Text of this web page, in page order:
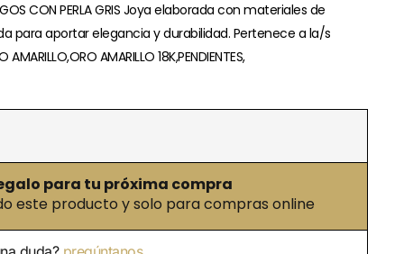
CON PERLA GRIS Joya elaborada con materiales de
para aportar elegancia y durabilidad. Pertenece a la/s
AMARILLO 18K,PENDIENTES,
para tu próxima compra
este producto y solo para compras online